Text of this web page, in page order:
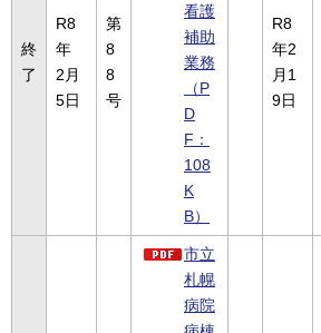
終
了
R8
年
2月
5日
第
8
8
号
看護
補助
業務
（P
D
F：
108
K
B）
R8
年2
月1
9日
市立
札幌
病院